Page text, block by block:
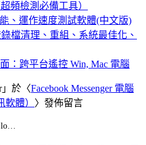
頻檢測必備工具）
能、運作速度測試軟體(中文版)
錄檔清理、重組、系統最佳化、
：跨平台遙控 Win, Mac 電腦
」於〈Facebook Messenger 電腦
體） 〉發佈留言
lo…